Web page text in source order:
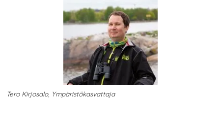
Tero Kirjosalo, Ympäristökasvattaja